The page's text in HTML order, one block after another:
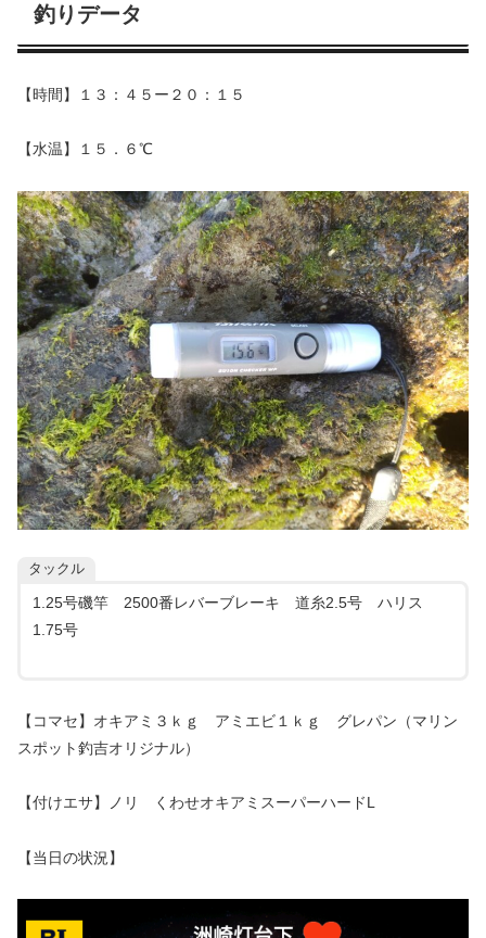
釣りデータ
【時間】１３：４５ー２０：１５
【水温】１５．６℃
タックル
1.25号磯竿 2500番レバーブレーキ 道糸2.5号 ハリス
1.75号
【コマセ】オキアミ３ｋｇ アミエビ１ｋｇ グレパン（マリン
スポット釣吉オリジナル）
【付けエサ】ノリ くわせオキアミスーパーハードL
【当日の状況】